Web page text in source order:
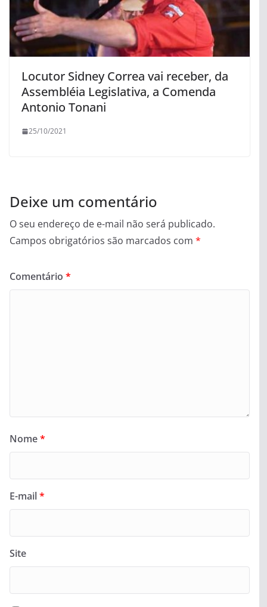
Locutor Sidney Correa vai receber, da
Assembléia Legislativa, a Comenda
Antonio Tonani
25/10/2021
Deixe um comentário
O seu endereço de e-mail não será publicado.
Campos obrigatórios são marcados com *
Comentário *
Nome*
E-mail*
Site